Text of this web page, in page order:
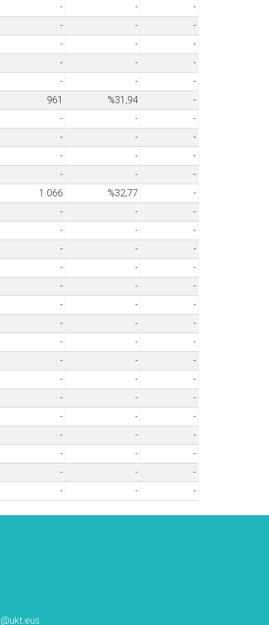
- -
-
- -
-
- -
-
- -
-
- -
-
961 %31,94
-
- -
-
- -
-
- -
-
- -
-
1.066 %32,77
-
- -
-
- -
-
- -
-
- -
-
- -
-
- -
-
- -
-
- -
-
- -
-
- -
-
- -
-
- -
-
- -
-
- -
-
- -
-
- - -